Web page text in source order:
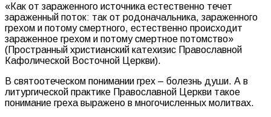
«Как от зараженного источника естественно течет
зараженный поток: так от родоначальника, зараженного
грехом и потому смертного, естественно происходит
зараженное грехом и потому смертное потомство»
(Пространный христианский катехизис Православной
Кафолической Восточной Церкви).
В святоотеческом понимании грех – болезнь души. А в
литургической практике Православной Церкви такое
понимание греха выражено в многочисленных молитвах.